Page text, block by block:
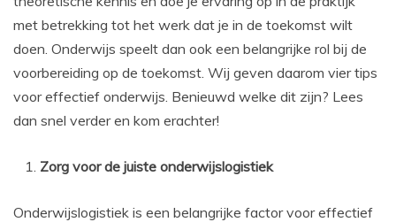
met betrekking tot het werk dat je in de toekomst wilt
doen. Onderwijs speelt dan ook een belangrijke rol bij de
voorbereiding op de toekomst. Wij geven daarom vier tips
voor effectief onderwijs. Benieuwd welke dit zijn? Lees
dan snel verder en kom erachter!
Zorg voor de juiste onderwijslogistiek
Onderwijslogistiek is een belangrijke factor voor effectief